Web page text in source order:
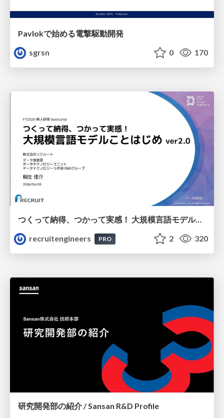
Pavlokで始める電撃駆動開発
sgrsn
0 170
つくって納得、つかって実感！ 大規模言語モデルことはじめ ver2.0
recruitengineers
PRO 2 320
研究開発部の紹介 / Sansan R&D Profile